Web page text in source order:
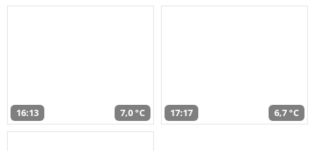
16:13 7,0 °C 17:17 6,7 °C